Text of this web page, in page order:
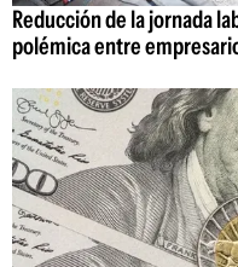
Reducción de la jornada
polémica entre